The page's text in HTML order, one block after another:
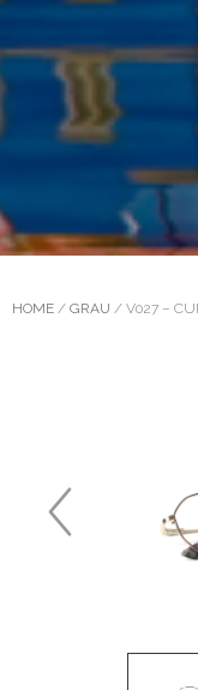
HOME / GRAU / V027 –